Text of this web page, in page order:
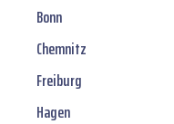
Bonn
Chemnitz
Freiburg
Hagen